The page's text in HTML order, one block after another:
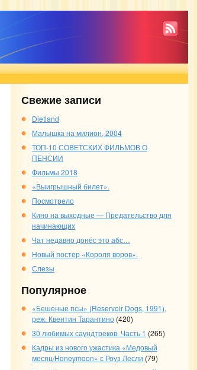
Свежие записи
Dietland
Малышка на милион, 2004
ТОП-10 СОВЕТСКИХ ФИЛЬМОВ О
ПЕНСИИ
Фильмы 2018
«Выигрышный билет».
Посмотрело
Кино на выходные — Предательство для
начинающих
Чат недавно донёс это абс…
Новый постер «Короля воров».
Слезы
Популярное
«Бешеные псы» (Reservoir Dogs, 1991),
реж. Квентин Тарантино (420)
30 любимых саундтреков. Часть 1 (265)
Кадры из нового ужастика «Медовый
месяц/Honeymoon» с Роуз Лесли (79)